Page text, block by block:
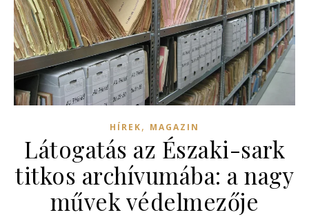
HÍREK, MAGAZIN
Látogatás az Északi-sark
titkos archívumába: a nagy
művek védelmezője